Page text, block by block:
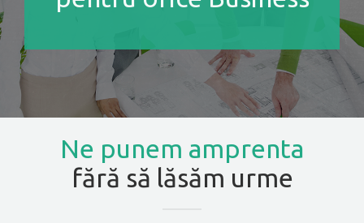
CONTACT
GET A QUOTE
Ne punem amprenta
fără să lăsăm urme